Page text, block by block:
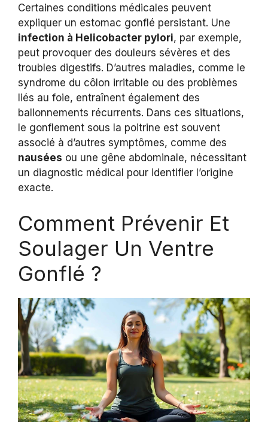
Certaines conditions médicales peuvent
expliquer un estomac gonflé persistant. Une
infection à Helicobacter pylori, par exemple,
peut provoquer des douleurs sévères et des
troubles digestifs. D’autres maladies, comme le
syndrome du côlon irritable ou des problèmes
liés au foie, entraînent également des
ballonnements récurrents. Dans ces situations,
le gonflement sous la poitrine est souvent
associé à d’autres symptômes, comme des
nausées ou une gêne abdominale, nécessitant
un diagnostic médical pour identifier l’origine
exacte.
Comment Prévenir Et
Soulager Un Ventre
Gonflé ?